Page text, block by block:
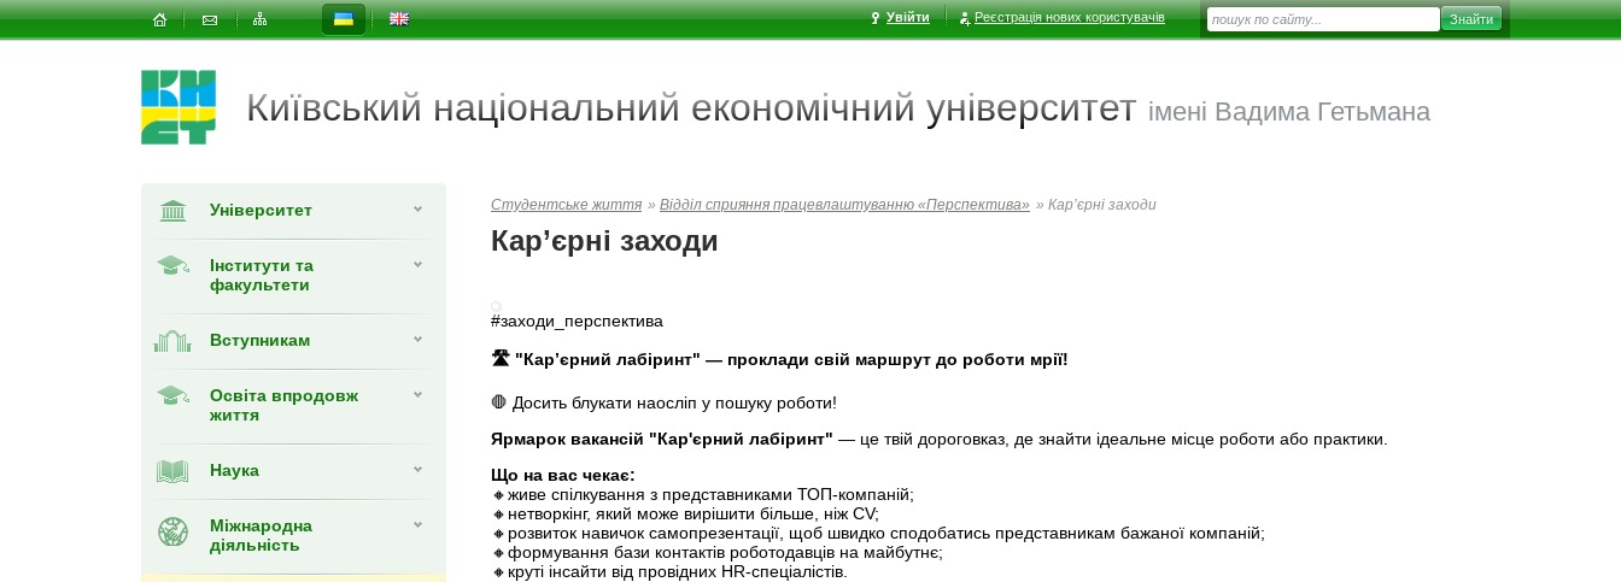
Увійти Реєстрація нових користувачів
Київський національний економічний університет імені Вадима Гетьмана
Університет
Інститути та
факультети
Вступникам
Освіта впродовж
життя
Наука
Міжнародна
діяльність
Студентське життя » Відділ сприяння працевлаштуванню «Перспектива» » Кар’єрні заходи
Кар’єрні заходи
#заходи_перспектива
🛣 "Кар’єрний лабіринт" — проклади свій маршрут до роботи мрії!
🛑 Досить блукати наосліп у пошуку роботи!
Ярмарок вакансій "Кар'єрний лабіринт" — це твій дороговказ, де знайти ідеальне місце роботи або практики.
Що на вас чекає:
🔸живе спілкування з представниками ТОП-компаній;
🔸нетворкінг, який може вирішити більше, ніж CV;
🔸розвиток навичок самопрезентації, щоб швидко сподобатись представникам бажаної компаній;
🔸формування бази контактів роботодавців на майбутнє;
🔸круті інсайти від провідних HR-спеціалістів.